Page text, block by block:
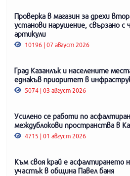
Проверка в магазин за дрехи
установи нарушение, свързано с
артикули
10196 | 07 август 2026
Град Казанлък и населените
еднакъв приоритет в
5074 | 03 август 2026
Усилено се работи по
междублокови пространства в
4715 | 01 август 2026
Към своя край е асфалтирането
участък в община Павел баня